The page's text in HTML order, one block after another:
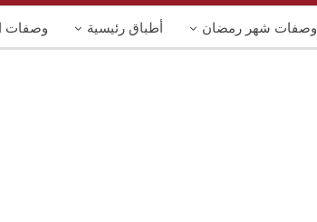
وصفات شهر رمضان أطباق رئيسية وصفات